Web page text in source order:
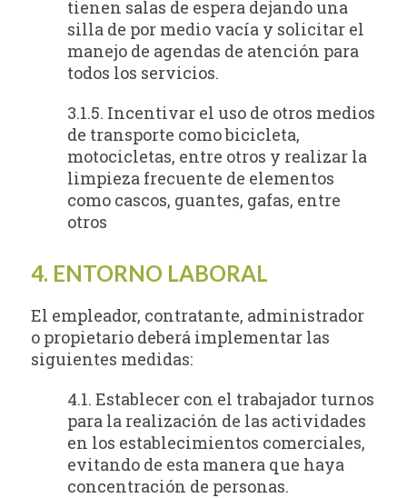
tienen salas de espera dejando una
silla de por medio vacía y solicitar el
manejo de agendas de atención para
todos los servicios.
3.1.5. Incentivar el uso de otros medios
de transporte como bicicleta,
motocicletas, entre otros y realizar la
limpieza frecuente de elementos
como cascos, guantes, gafas, entre
otros
4. ENTORNO LABORAL
El empleador, contratante, administrador
o propietario deberá implementar las
siguientes medidas:
4.1. Establecer con el trabajador turnos
para la realización de las actividades
en los establecimientos comerciales,
evitando de esta manera que haya
concentración de personas.